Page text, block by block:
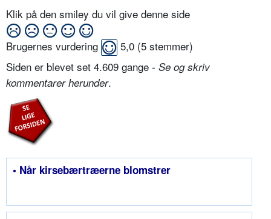
Klik på den smiley du vil give denne side
Brugernes vurdering 5,0 (5 stemmer)
Siden er blevet set 4.609 gange - Se og skriv
kommentarer herunder.
• Når kirsebærtræerne blomstrer